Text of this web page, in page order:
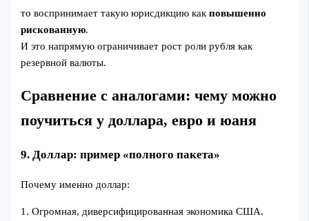
то воспринимает такую юрисдикцию какповышенно
рискованную.
И это напрямую ограничивает рост роли рубля как
резервной валюты.
Сравнение с аналогами: чему можно
поучиться у доллара, евро и юаня
9. Доллар: пример «полного пакета»
Почему именно доллар:
1. Огромная, диверсифицированная экономика США.